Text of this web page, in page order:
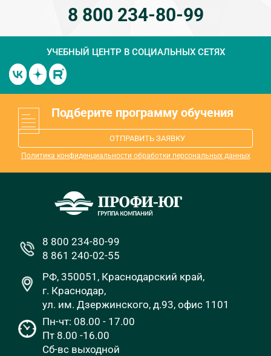
8 800 234-80-99
УЧЕБНЫЙ ЦЕНТР В СОЦИАЛЬНЫХ СЕТЯХ
Подберите программу обучения
ОТПРАВИТЬ ЗАЯВКУ
Политика конфиденциальности обработки персональных данных
8 800 234-80-99
8 861 240-02-55
РФ, 350051, Краснодарский край,
г. Краснодар,
ул. им. Дзержинского, д.93, офис 1101
Пн-чт: 08.00 - 17.00
Пт 8.00 -16.00
Сб-вс выходной